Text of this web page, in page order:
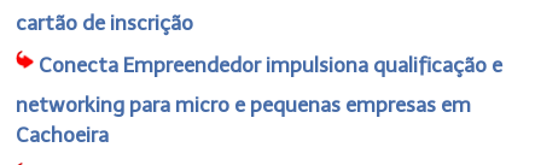
cartão de inscrição
Conecta Empreendedor impulsiona qualificação e
networking para micro e pequenas empresas em
Cachoeira